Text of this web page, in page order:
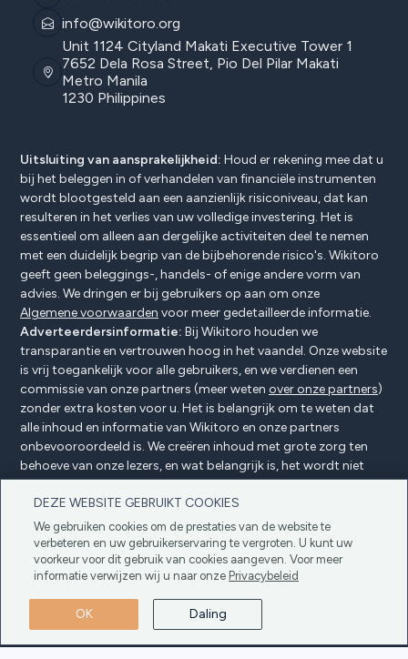
DEZE WEBSITE GEBRUIKT COOKIES
We gebruiken cookies om de prestaties van de website te
verbeteren en uw gebruikerservaring te vergroten. U kunt uw
voorkeur voor dit gebruik van cookies aangeven. Voor meer
informatie verwijzen wij u naar onze Privacybeleid
OK Daling
info@wikitoro.org
Unit 1124 Cityland Makati Executive Tower 1
7652 Dela Rosa Street, Pio Del Pilar Makati
Metro Manila
1230 Philippines
Uitsluiting van aansprakelijkheid: Houd er rekening mee dat u
bij het beleggen in of verhandelen van financiële instrumenten
wordt blootgesteld aan een aanzienlijk risiconiveau, dat kan
resulteren in het verlies van uw volledige investering. Het is
essentieel om alleen aan dergelijke activiteiten deel te nemen
met een duidelijk begrip van de bijbehorende risico's. Wikitoro
geeft geen beleggings-, handels- of enige andere vorm van
advies. We dringen er bij gebruikers op aan om onze
Algemene voorwaarden voor meer gedetailleerde informatie.
Adverteerdersinformatie: Bij Wikitoro houden we
transparantie en vertrouwen hoog in het vaandel. Onze website
is vrij toegankelijk voor alle gebruikers, en we verdienen een
commissie van onze partners (meer weten over onze partners)
zonder extra kosten voor u. Het is belangrijk om te weten dat
alle inhoud en informatie van Wikitoro en onze partners
onbevooroordeeld is. We creëren inhoud met grote zorg ten
behoeve van onze lezers, en wat belangrijk is, het wordt niet
beïnvloed door enige compensatieovereenkomsten met onze
partners.
Copyright © 2025 Wikitoro Alle rechten
Adverteerders OpenbaarmakingPrivacybeleid